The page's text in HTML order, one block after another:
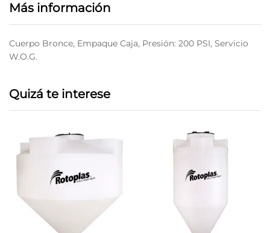
Más información
Cuerpo Bronce, Empaque Caja, Presión: 200 PSI, Servicio
W.O.G.
Quizá te interese